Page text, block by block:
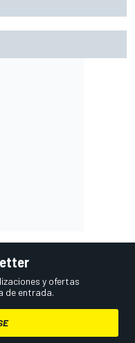
y ofertas
de entrada.